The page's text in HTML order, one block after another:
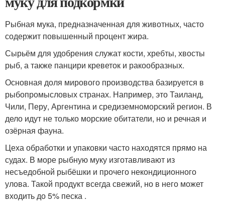
Рыбная мука, предназначенная для животных, часто
содержит повышенный процент жира.
Сырьём для удобрения служат кости, хребты, хвосты
рыб, а также панцири креветок и ракообразных.
Основная доля мирового производства базируется в
рыбопромысловых странах. Например, это Таиланд,
Чили, Перу, Аргентина и средиземноморский регион. В
дело идут не только морские обитатели, но и речная и
озёрная фауна.
Цеха обработки и упаковки часто находятся прямо на
судах. В море рыбную муку изготавливают из
несъедобной рыбёшки и прочего некондиционного
улова. Такой продукт всегда свежий, но в него может
входить до 5% песка .